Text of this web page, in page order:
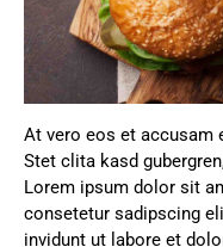
At vero eos et accusam
Stet clita kasd
Lorem ipsum dolor sit
consetetur sadipscing
invidunt ut labore et